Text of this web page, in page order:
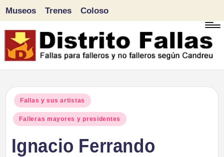
Saltar
al
Museos Trenes Coloso
Publicado
en
Fallas y sus artistas
Falleras mayores y presidentes
Ignacio Ferrando